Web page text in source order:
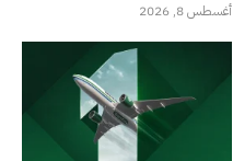
أغسطس 8, 2026